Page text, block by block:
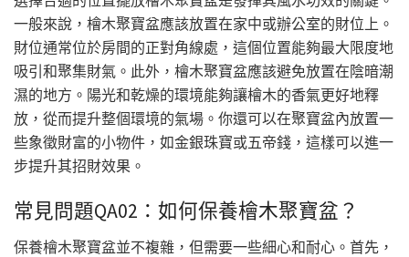
一般來說，檜木聚寶盆應該放置在家中或辦公室的財位上。
財位通常位於房間的正對角線處，這個位置能夠最大限度地
吸引和聚集財氣。此外，檜木聚寶盆應該避免放置在陰暗潮
濕的地方。陽光和乾燥的環境能夠讓檜木的香氣更好地釋
放，從而提升整個環境的氣場。你還可以在聚寶盆內放置一
些象徵財富的小物件，如金銀珠寶或五帝錢，這樣可以進一
步提升其招財效果。
常見問題QA02：如何保養檜木聚寶盆？
保養檜木聚寶盆並不複雜，但需要一些細心和耐心。首先，